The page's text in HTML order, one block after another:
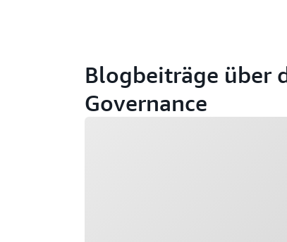
Blogbeiträge über
Governance